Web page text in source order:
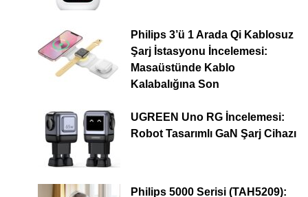
Philips 3’ü 1 Arada Qi Kablosuz
Şarj İstasyonu İncelemesi:
Masaüstünde Kablo
Kalabalığına Son
UGREEN Uno RG İncelemesi:
Robot Tasarımlı GaN Şarj Cihazı
Philips 5000 Serisi (TAH5209):